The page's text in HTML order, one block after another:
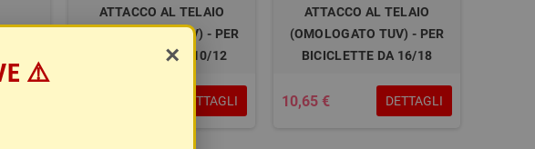
ATTACCO AL TELAIO
(OMOLOGATO TUV) - PER
BICICLETTE DA 10/12
DETTAGLI
ATTACCO AL TELAIO
(OMOLOGATO TUV) - PER
BICICLETTE DA 16/18
10,65 € DETTAGLI
×
⚠️